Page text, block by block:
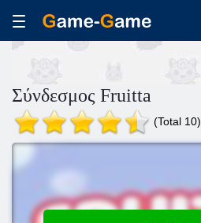
Σύνδεσμος Fruitta
(Total 10)